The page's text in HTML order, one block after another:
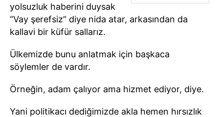
yolsuzluk haberini duysak
“Vay şerefsiz” diye nida atar, arkasından da
kallavi bir küfür sallarız.
Ülkemizde bunu anlatmak için başkaca
söylemler de vardır.
Örneğin, adam çalıyor ama hizmet ediyor, diye.
Yani politikacı dediğimizde akla hemen hırsızlık